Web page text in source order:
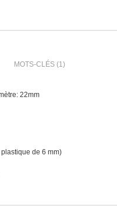
MOTS-CLÉS (1)
22mm
de 6 mm)